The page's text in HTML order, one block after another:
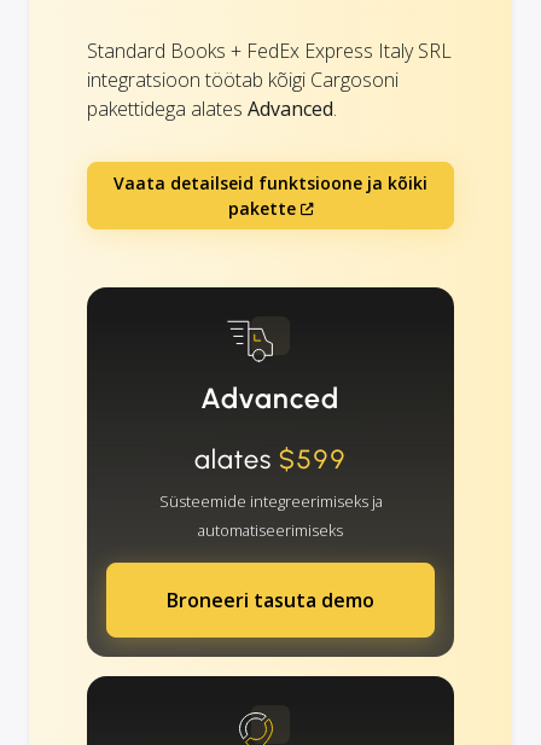
Standard Books + FedEx Express Italy SRL
integratsioon töötab kõigi Cargosoni
pakettidega alates Advanced.
Vaata detailseid funktsioone ja kõiki
pakette
Advanced
alates $599
Süsteemide integreerimiseks ja
automatiseerimiseks
Broneeri tasuta demo